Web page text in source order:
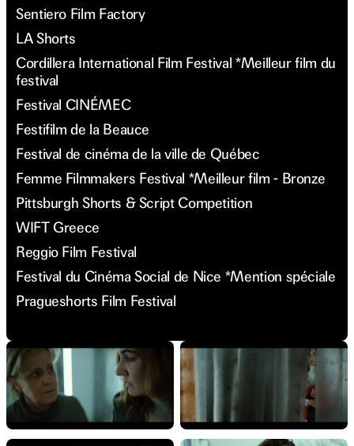
Sentiero Film Factory
LA Shorts
Cordillera International Film Festival *Meilleur film du
festival
Festival CINÉMEC
Festifilm de la Beauce
Festival de cinéma de la ville de Québec
Femme Filmmakers Festival *Meilleur film - Bronze
Pittsburgh Shorts & Script Competition
WIFT Greece
Reggio Film Festival
Festival du Cinéma Social de Nice *Mention spéciale
Pragueshorts Film Festival